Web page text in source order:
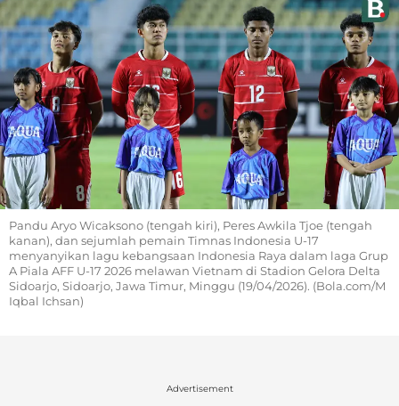
Pandu Aryo Wicaksono (tengah kiri), Peres Awkila Tjoe (tengah
kanan), dan sejumlah pemain Timnas Indonesia U-17
menyanyikan lagu kebangsaan Indonesia Raya dalam laga Grup
A Piala AFF U-17 2026 melawan Vietnam di Stadion Gelora Delta
Sidoarjo, Sidoarjo, Jawa Timur, Minggu (19/04/2026). (Bola.com/M
Iqbal Ichsan)
Advertisement